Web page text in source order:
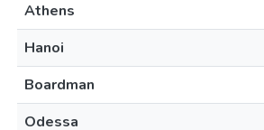
Athens
Hanoi
Boardman
Odessa